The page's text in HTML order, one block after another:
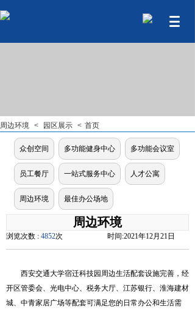
周边环境 < 园区展示 < 首页
众创空间 多功能健身中心 多功能会议室
员工餐厅 一站式服务中心 人才公寓
周边环境 最佳办公场地
浏览次数 : 4852次 时间:2021年12月21日
周边环境
西安交通大学宿迁科技园周边生活配套设施完善，经
开区管委会、光电中心、税务大厅、江苏银行、淮海建材
城、中青家居广场等配套可满足您的日常办公和生活需